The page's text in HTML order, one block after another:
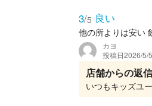
3/5 良い
他の所よりは安い
カヨ
投稿日2026/5/
店舗からの返